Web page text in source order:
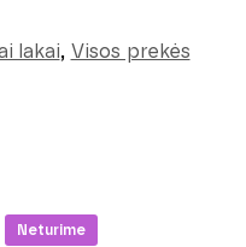
lakai, Visos prekės
Neturime